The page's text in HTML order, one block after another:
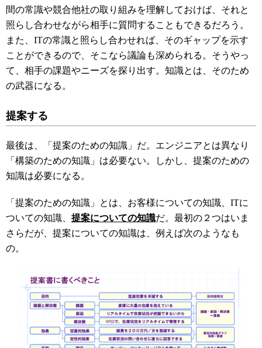
間の常識や競合他社の取り組みを理解しておけば、それと
照らし合わせながら相手に質問することもできるだろう。
また、ITの常識と照らし合わせれば、そのギャップを示す
ことができるので、そこなら議論も深められる。そうやっ
て、相手の課題やニーズを探り出す。知識とは、そのため
の武器になる。
提案する
最後は、「提案のための知識」だ。エンジニアとは異なり
「構築のための知識」は必要ない。しかし、提案のための
知識は必要になる。
「提案のための知識」とは、お客様についての知識、ITに
ついての知識、 提案についての知識だ。最初の２つはいま
さらだが、提案についての知識は、例えば次のようなも
の。